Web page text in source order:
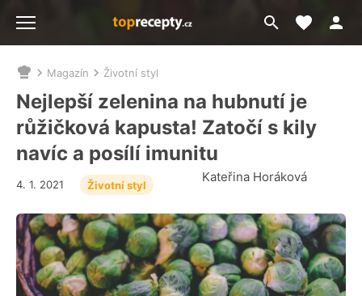
Přejít
na
Moje
Nacházíte
se
zde:
Magazín Životní styl
Nejlepší zelenina na hubnutí je
růžičková kapusta! Zatočí s kily
navíc a posílí imunitu
Kateřina Horáková
4. 1. 2021 Životní styl